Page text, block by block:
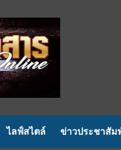
ไลฟ์สไตล์ ข่าวประชาสั